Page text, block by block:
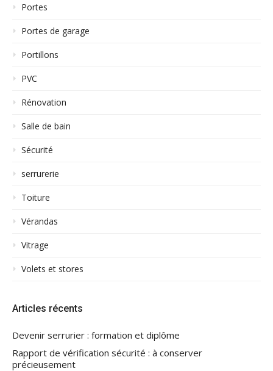
Portes
Portes de garage
Portillons
PVC
Rénovation
Salle de bain
Sécurité
serrurerie
Toiture
Vérandas
Vitrage
Volets et stores
Articles récents
Devenir serrurier : formation et diplôme
Rapport de vérification sécurité : à conserver
précieusement